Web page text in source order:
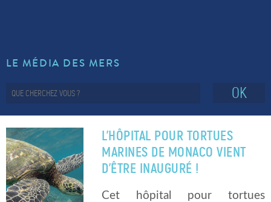
LE MÉDIA DES MERS
OK
L’HÔPITAL POUR TORTUES
MARINES DE MONACO VIENT
D’ÊTRE INAUGURÉ !
Cet hôpital pour tortues